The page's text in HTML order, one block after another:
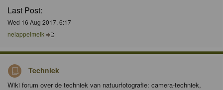
Last Post:
Wed 16 Aug 2017, 6:17
nelappelmelk
Techniek
Wiki forum over de techniek van natuurfotografie: camera-techniek,